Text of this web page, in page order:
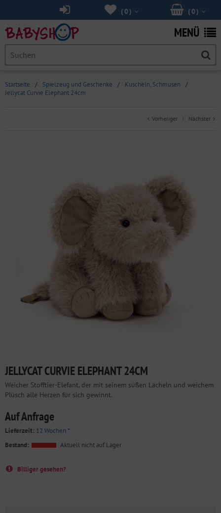
(0 )
(0 )
MENÜ
Startseite / Spielzeug und Geschenke / Kuscheln, Schmusen
/
Jellycat Curvie Elephant 24cm
Vorheriger | Nächster
JELLYCAT CURVIE ELEPHANT 24CM
Weicher Stofftier-Elefant, der mit seinem süßen Lächeln und weichem
Plüsch alle Herzen für sich gewinnt.
Auf Anfrage
Lieferzeit: 12 Wochen *
Bestand:
Aktuell nicht auf Lager
Billiger gesehen?